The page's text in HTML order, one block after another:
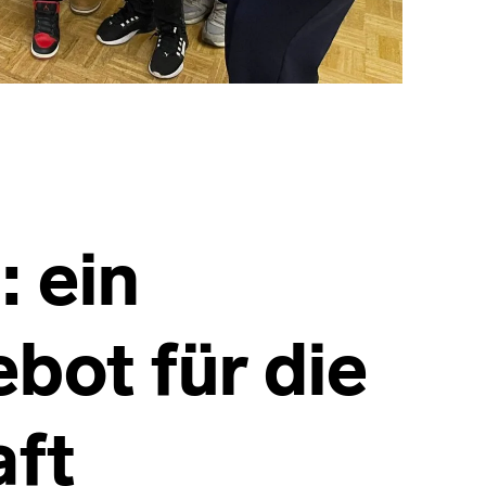
ein
für die